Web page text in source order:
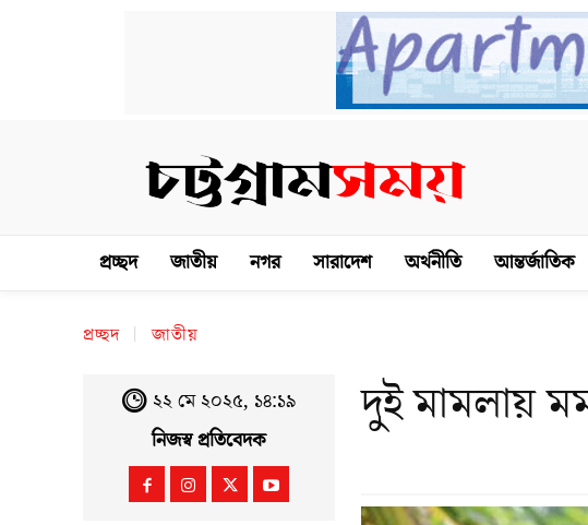
প্রচ্ছদ জাতীয় নগর সারাদেশ অর্থনীতি আন্তর্জাতিক
প্রচ্ছদ জাতীয়
২২ মে ২০২৫, ১৪:১৯
নিজস্ব প্রতিবেদক
দুই মামলায়